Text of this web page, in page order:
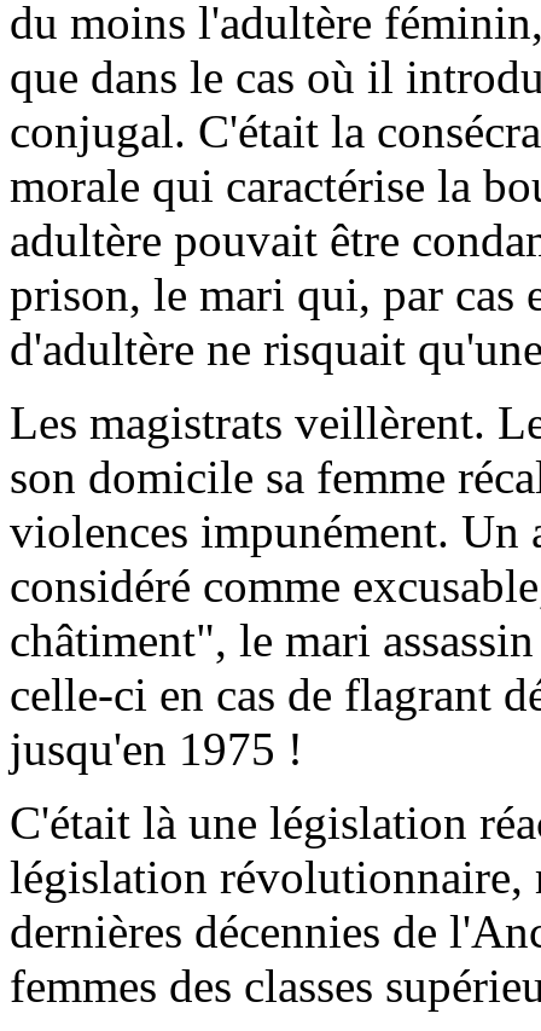
du moins l'adultère
que dans le cas où il
conjugal. C'était la
morale qui caractérise la
adultère pouvait être
prison, le mari qui, par cas
d'adultère ne risquait
Les magistrats veillèrent.
son domicile sa femme
violences impunément. Un
considéré comme
châtiment", le mari
celle-ci en cas de flagrant
jusqu'en 1975 !
C'était là une législation
législation révolutionnaire,
dernières décennies de
femmes des classes